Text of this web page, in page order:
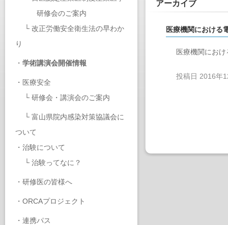
研修会のご案内
└ 改正労働安全衛生法の早わか
り
・ 学術講演会開催情報
・ 医療安全
└ 研修会・講演会のご案内
└ 富山県院内感染対策協議会に
ついて
・ 治験について
└ 治験ってなに？
・ 研修医の皆様へ
・ ORCAプロジェクト
・ 連携パス
アーカイブ
医療機関における
医療機関にお
投稿日 2016年